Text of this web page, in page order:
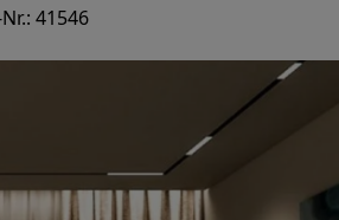
41546